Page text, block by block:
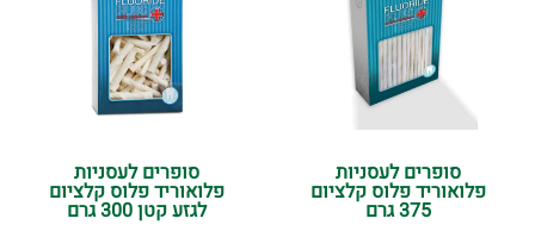
סופרים לעסניות
פלואוריד פלוס קלציום
375 גרם
סופרים לעסניות
פלואוריד פלוס קלציום
לגזע קטן 300 גרם